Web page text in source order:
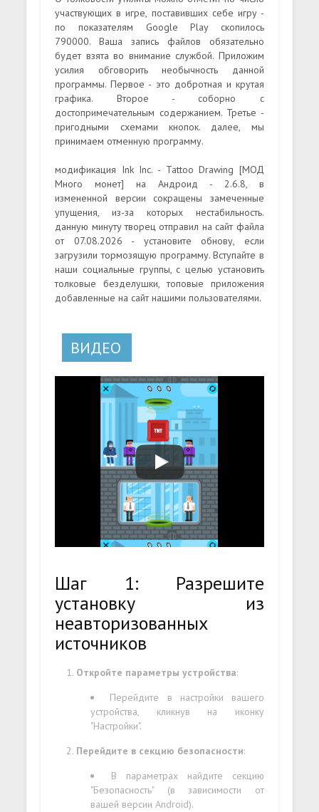
участвующих в игре, поставивших себе игру -
по показателям Google Play скопилось
790000. Ваша запись файлов обязательно
будет взята во внимание службой. Приложим
усилия обговорить необычность данной
программы. Первое - это добротная и крутая
графика. Второе - соборно с
достопримечательным содержанием. Третье -
пригодными схемами кнопок. далее, мы
принимаем отменную программу.
модификация Ink Inc. - Tattoo Drawing [МОД
Много монет] на Андроид - 2.6.8, в
измененной версии сокращены замеченные
упущения, из-за которых нестабильность.
данную минуту творец отправил на сайт файла
от 07.08.2026 - установите обнову, если
загрузили тормозящую программу. Вступайте в
наши социальные группы, с целью установить
толковые безделушки, топовые приложения
добавленные на сайт нашими пользователями.
ВИДЕО
Шаг 1: Разрешите
установку из
неавторизованных
источников
Откройте параметры устройства:
Перейдите в настройки вашего
устройства, кликнув на иконку
"Настройки".
Перейдите в секцию безопасности:
В параметрах найдите секцию
"Безопасность" (в зависимости от
вашей версии Android).